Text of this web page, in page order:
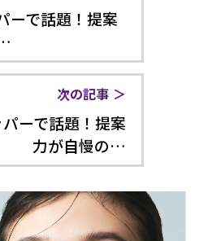
ーで話題！提案
次の記事
ーで話題！提案
力が自慢の…